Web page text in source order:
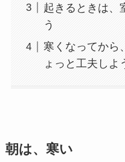
起きるときは、
う
寒くなってから
ょっと工夫しよ
朝は、寒い